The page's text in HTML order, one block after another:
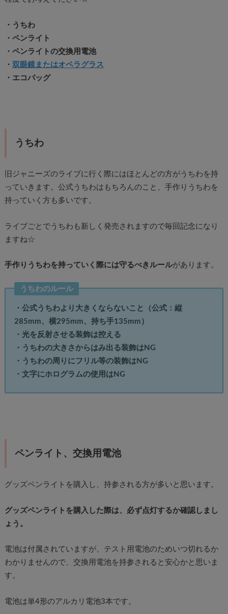
・うちわ
・ペンライト
・ペンライトの交換用電池
・ 双眼鏡またはオペラグラス
・エコバッグ
うちわ
旧ジャニーズのライブに行く際にはほとんどの方がうちわを持
っていきます。公式うちわはもちろんのこと、手作りうちわを
持っていく方も多いです。
ライブごとでうちわも新しく発売されますので毎回記念になり
ますね☆
手作りうちわを持っていく際には守るべきルールがあります。
うちわのルール
・公式うちわより大きくならないこと（公式：縦
285mm、横295mm、持ち手135mm）
・光を反射させる装飾は控える
・うちわの大きさからはみ出る装飾はNG
・うちわの周りにフリル等の装飾はNG
・文字にホログラムの使用はNG
ペンライト、交換用電池
グッズペンライトを購入し、持参される方が多いと思います。
グッズペンライトを購入した際は、必ず点灯するか確認しまし
ょう。
電池は付属されていますが、テスト用電池のためいつ切れるか
わかりませんので、交換用電池を持参されると安心かと思いま
す。
電池は単4形のアルカリ電池3本です。